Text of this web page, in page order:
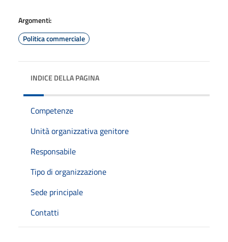
Argomenti:
Politica commerciale
INDICE DELLA PAGINA
Competenze
Unità organizzativa genitore
Responsabile
Tipo di organizzazione
Sede principale
Contatti